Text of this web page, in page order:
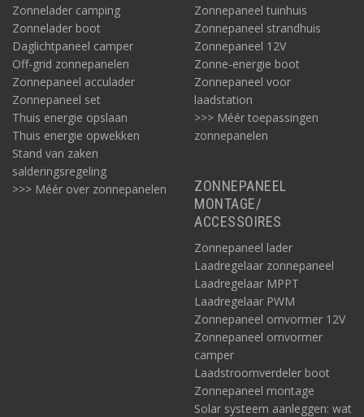
Zonnelader camping
Zonnelader boot
Daglichtpaneel camper
Off-grid zonnepanelen
Zonnepaneel acculader
Zonnepaneel set
Thuis energie opslaan
Thuis energie opwekken
Stand van zaken
salderingsregeling
>>> Méér over zonnepanelen
Zonnepaneel tuinhuis
Zonnepaneel strandhuis
Zonnepaneel 12V
Zonne-energie boot
Zonnepaneel voor
laadstation
>>> Méér toepassingen
zonnepanelen
ZONNEPANEEL
MONTAGE/
ACCESSOIRES
Zonnepaneel lader
Laadregelaar zonnepaneel
Laadregelaar MPPT
Laadregelaar PWM
Zonnepaneel omvormer 12V
Zonnepaneel omvormer
camper
Laadstroomverdeler boot
Zonnepaneel montage
Solar systeem aanleggen: wat